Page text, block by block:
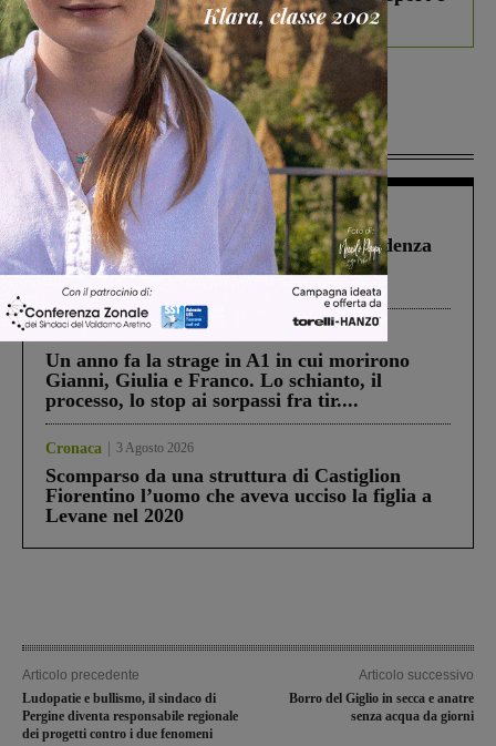
debutta il podcast Estrair
Più lette
Figline Incisa Valdarno 1 Agosto 2026
Piscina di Figline finanziata oltre la scadenza
Pnrr, il gruppo di Fratelli d’Italia: “Un
ringraziamento al Governo”
Cronaca 4 Agosto 2026
Un anno fa la strage in A1 in cui morirono
Gianni, Giulia e Franco. Lo schianto, il
processo, lo stop ai sorpassi fra tir....
Cronaca 3 Agosto 2026
Scomparso da una struttura di Castiglion
Fiorentino l’uomo che aveva ucciso la figlia a
Levane nel 2020
Articolo precedente
Ludopatie e bullismo, il sindaco di
Pergine diventa responsabile regionale
dei progetti contro i due fenomeni
Articolo successivo
Borro del Giglio in secca e anatre
senza acqua da giorni